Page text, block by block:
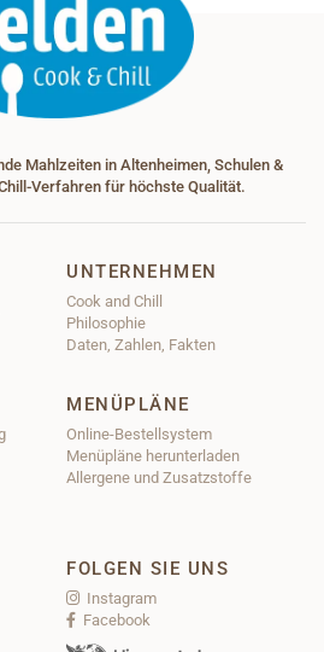
Mahlzeiten in Altenheimen, Schulen &
Verfahren für höchste Qualität.
UNTERNEHMEN
Cook and Chill
Philosophie
Daten, Zahlen, Fakten
MENÜPLÄNE
Online-Bestellsystem
Menüpläne herunterladen
Allergene und Zusatzstoffe
FOLGEN SIE UNS
 Instagram
 Facebook